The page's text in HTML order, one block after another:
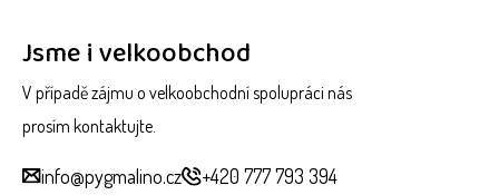
Jsme i velkoobchod
V případě zájmu o velkoobchodní spolupráci nás
prosím kontaktujte.
info@pygmalino.cz +420 777 793 394